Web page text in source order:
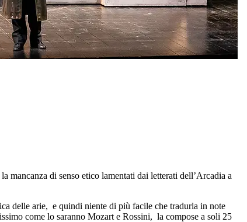
di senso etico lamentati dai letterati dell’Arcadia a
delle arie, e quindi niente di più facile che tradurla in note
come lo saranno Mozart e Rossini, la compose a soli 25